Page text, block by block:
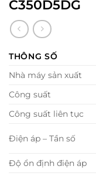
C350D5DG
THÔNG SỐ
Nhà máy sản xuất
Công suất
Công suất liên tục
Điện áp – Tần số
Độ ổn định điện áp